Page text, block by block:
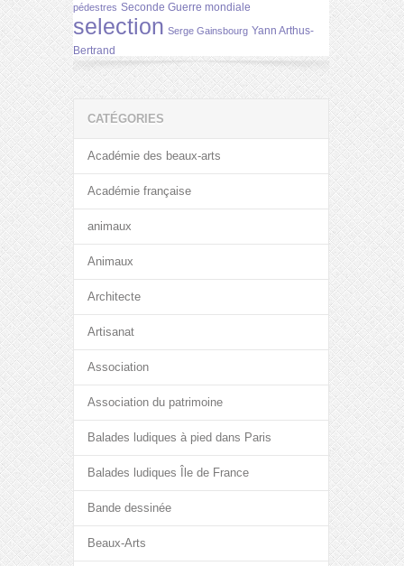
pédestres Seconde Guerre mondiale
selection Serge Gainsbourg Yann Arthus-
Bertrand
CATÉGORIES
Académie des beaux-arts
Académie française
animaux
Animaux
Architecte
Artisanat
Association
Association du patrimoine
Balades ludiques à pied dans Paris
Balades ludiques Île de France
Bande dessinée
Beaux-Arts